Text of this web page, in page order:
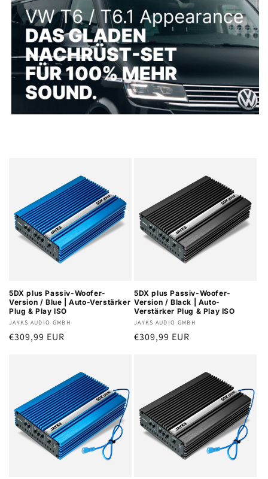
5DX plus Passiv-Woofer-
Version / Blue | Auto-Verstärker
Plug & Play ISO
Anbieter:
JAYKS AUDIO GMBH
Normaler
€309,99 EUR
5DX plus Passiv-Woofer-
Version / Black | Auto-
Verstärker Plug & Play ISO
Anbieter:
JAYKS AUDIO GMBH
Normaler
€309,99 EUR